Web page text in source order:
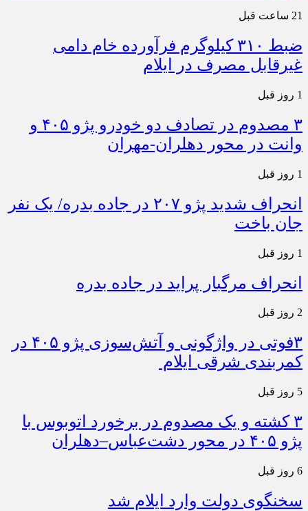
21 ساعت قبل
ضبط ۳۱۰ کیلوگرم فرآورده خام دامی
غیرقابل مصرف در ایلام
1 روز قبل
۳ مصدوم در تصادف دو خودرو پژو ۴۰۵ و
وانت در محور دهلران-مهران
1 روز قبل
انحراف شدید پژو ۲۰۷ در جاده بدره/ یک نفر
جان باخت
1 روز قبل
انحراف مرگبار پراید در جاده بدره
2 روز قبل
۳فوتی در واژگونی و آتش‌سوزی پژو ۴۰۵ در
کمربندی شرقی ایلام
5 روز قبل
۳ کشته و یک مصدوم در برخورد اتوبوس با
پژو ۴۰۵ در محور دشت‌عباس–دهلران
6 روز قبل
سخنگوی دولت وارد ایلام شد